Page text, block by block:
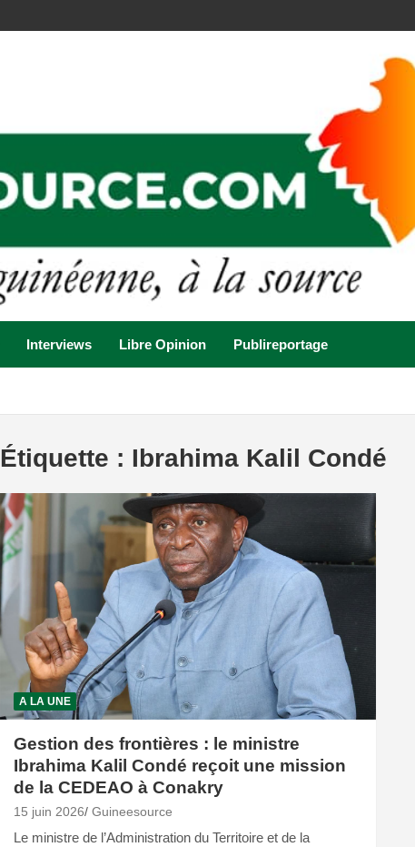
Interviews Libre Opinion Publireportage
Étiquette : Ibrahima Kalil Condé
A LA UNE
Gestion des frontières : le ministre
Ibrahima Kalil Condé reçoit une mission
de la CEDEAO à Conakry
15 juin 2026 Guineesource
Le ministre de l’Administration du Territoire et de la